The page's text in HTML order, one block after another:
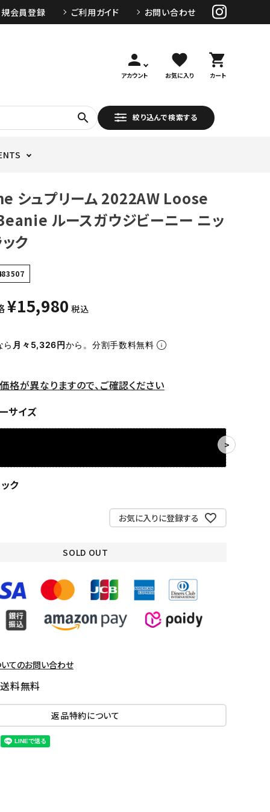
会員登録 ご利用ガイド お問い合わせ
person
アカウント
favorite
お気に入り
shopping_cart
カート
search 絞り込んで検索する
シュプリーム 2022AW Loose
ルースガウジビーニー ニッ
ク
¥15,980 税込
ら 月々5,326円から。分割手数料無料
格が異なりますので、ご確認ください
サイズ
ク
お気に入りに登録する
SOLD OUT
てのお問い合わせ
料無料
返品特約について